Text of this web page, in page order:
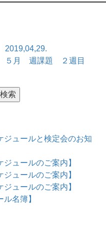
2019,04,29.
５月 週課題 ２週目
ジュールと検定会のお知
ジュールのご案内】
ジュールのご案内】
ジュールのご案内】
名簿】